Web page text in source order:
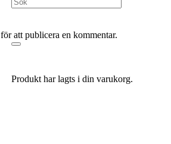
Produkt har lagts i din varukorg.
för att publicera en kommentar.